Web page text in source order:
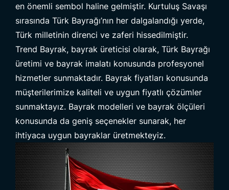
en önemli sembol haline gelmiştir. Kurtuluş Savaşı
sırasında Türk Bayrağı’nın her dalgalandığı yerde,
Türk milletinin direnci ve zaferi hissedilmiştir.
Trend Bayrak, bayrak üreticisi olarak, Türk Bayrağı
üretimi ve bayrak imalatı konusunda profesyonel
hizmetler sunmaktadır. Bayrak fiyatları konusunda
müşterilerimize kaliteli ve uygun fiyatlı çözümler
sunmaktayız. Bayrak modelleri ve bayrak ölçüleri
konusunda da geniş seçenekler sunarak, her
ihtiyaca uygun bayraklar üretmekteyiz.